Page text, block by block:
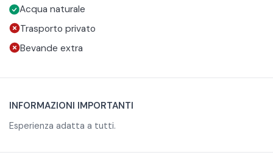
Acqua naturale
Trasporto privato
Bevande extra
INFORMAZIONI IMPORTANTI
Esperienza adatta a tutti.